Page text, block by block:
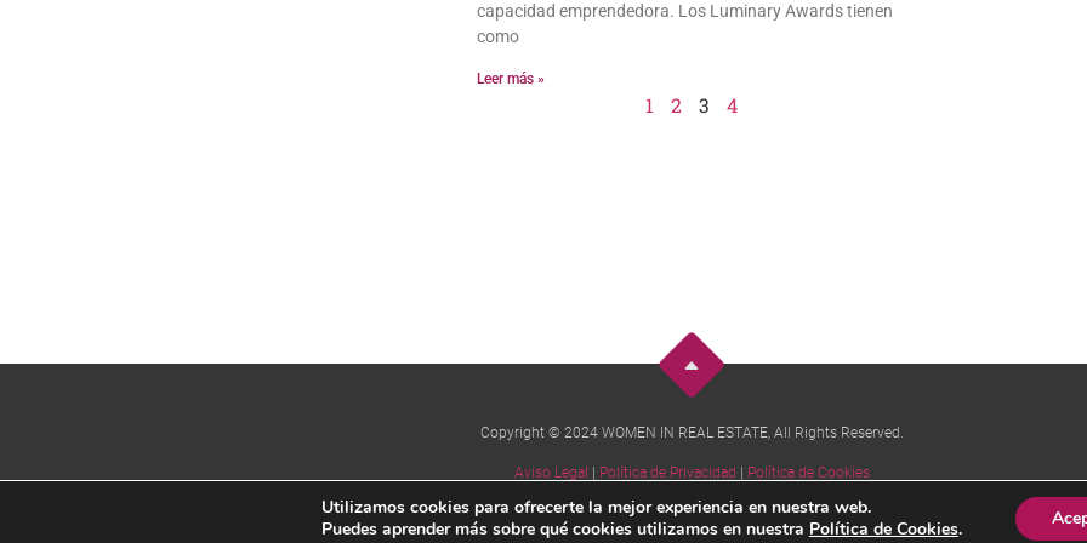
capacidad emprendedora. Los Luminary Awards tienen
como
Leer más »
1 2 3 4
Copyright © 2024 WOMEN IN REAL ESTATE, All Rights Reserved.
Aviso Legal | Política de Privacidad | Política de Cookies
Utilizamos cookies para ofrecerte la mejor experiencia en nuestra web.
Puedes aprender más sobre qué cookies utilizamos en nuestra Política de Cookies.
Diseño y mantenimiento técnico:Sinis Technology